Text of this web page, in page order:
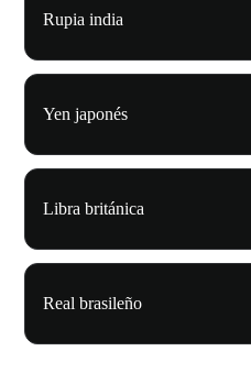
Rupia india
Yen japonés
Libra británica
Real brasileño